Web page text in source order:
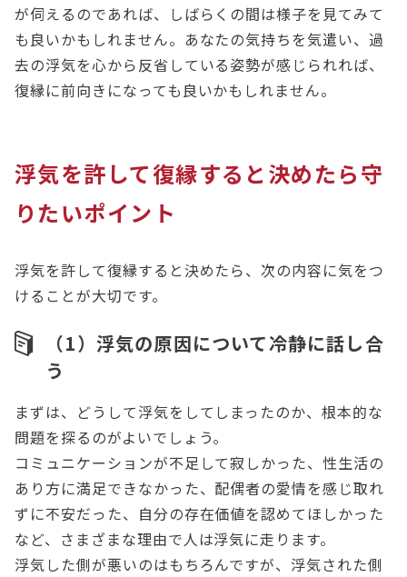
が伺えるのであれば、しばらくの間は様子を見てみて
も良いかもしれません。あなたの気持ちを気遣い、過
去の浮気を心から反省している姿勢が感じられれば、
復縁に前向きになっても良いかもしれません。
浮気を許して復縁すると決めたら守
りたいポイント
浮気を許して復縁すると決めたら、次の内容に気をつ
けることが大切です。
（1）浮気の原因について冷静に話し合
う
まずは、どうして浮気をしてしまったのか、根本的な
問題を探るのがよいでしょう。
コミュニケーションが不足して寂しかった、性生活の
あり方に満足できなかった、配偶者の愛情を感じ取れ
ずに不安だった、自分の存在価値を認めてほしかった
など、さまざまな理由で人は浮気に走ります。
浮気した側が悪いのはもちろんですが、浮気された側